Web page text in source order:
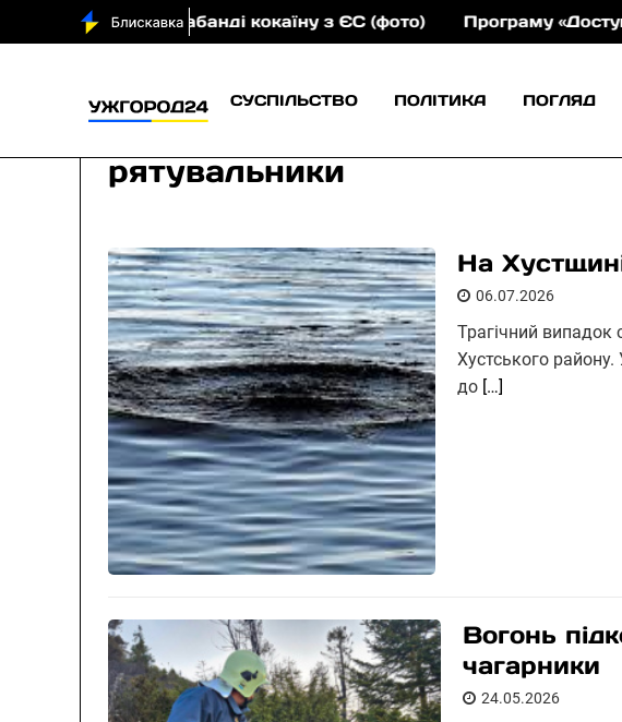
кокаїну з ЄС (фото) Програму «Доступні ліки»
СУСПІЛЬСТВО ПОЛІТИКА ПОГЛЯД
рятувальники
На
06.07.2026
Трагічний випадок
Хустського
до […]
Вогонь
чагарники
24.05.2026